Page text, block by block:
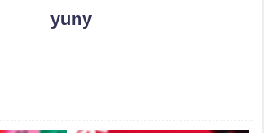
yuny